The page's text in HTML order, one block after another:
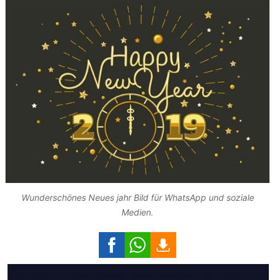
Wunderschönes Neues jahr Bild für WhatsApp und soziale
Medien.